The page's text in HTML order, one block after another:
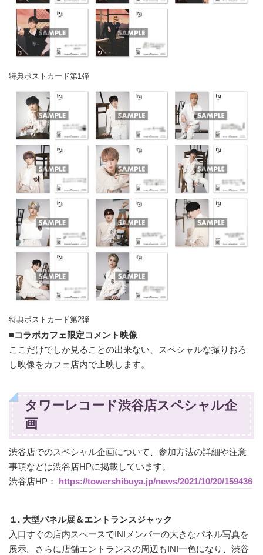
特典ポストカード第1弾
特典ポストカード第2弾
■コラボカフェ限定コメント映像
ここだけでしか見ることの出来ない、スペシャルな撮りおろ
し映像をカフェ店内で上映します。
タワーレコード渋谷店スペシャル企
画
渋谷店でのスペシャル企画について、参加方法の詳細や注意
事項などは渋谷店HPに掲載しています。
渋谷店HP： https://towershibuya.jp/news/2021/10/20/159436
１. 大型パネル展＆エントランスジャック
入口すぐの店内スペースでINIメンバーの大きなパネル写真を
展示。さらに店舗エントランスの周辺もINI一色になり、渋谷